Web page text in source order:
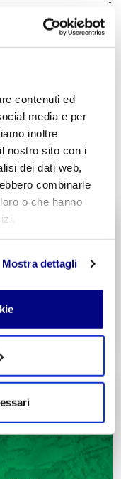
contenuti ed
media e per
inoltre
nostro sito con i
dei dati web,
combinarle
o che hanno
Mostra dettagli
dati personali.*
N. 2684